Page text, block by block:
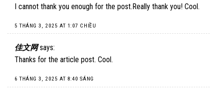
I cannot thank you enough for the post.Really thank you! Cool.
5 THÁNG 3, 2025 AT 1:07 CHIỀU
佳文网 says:
Thanks for the article post. Cool.
6 THÁNG 3, 2025 AT 8:40 SÁNG